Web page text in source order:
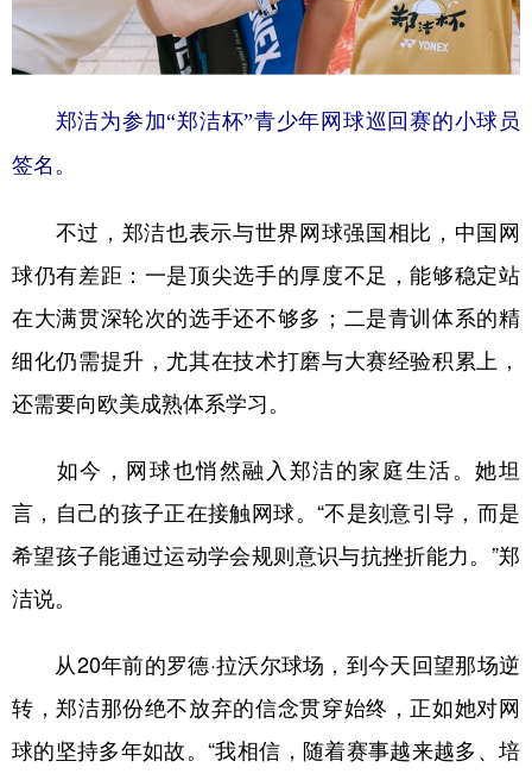
郑洁为参加“郑洁杯”青少年网球巡回赛的小球员
签名。
不过，郑洁也表示与世界网球强国相比，中国网
球仍有差距：一是顶尖选手的厚度不足，能够稳定站
在大满贯深轮次的选手还不够多；二是青训体系的精
细化仍需提升，尤其在技术打磨与大赛经验积累上，
还需要向欧美成熟体系学习。
如今，网球也悄然融入郑洁的家庭生活。她坦
言，自己的孩子正在接触网球。“不是刻意引导，而是
希望孩子能通过运动学会规则意识与抗挫折能力。”郑
洁说。
从20年前的罗德·拉沃尔球场，到今天回望那场逆
转，郑洁那份绝不放弃的信念贯穿始终，正如她对网
球的坚持多年如故。“我相信，随着赛事越来越多、培